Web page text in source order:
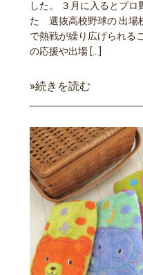
した。 ３月に入るとプロ
た 選抜高校野球の 出場
で熱戦が繰り広げられる
の応援や出場 […]
»続きを読む